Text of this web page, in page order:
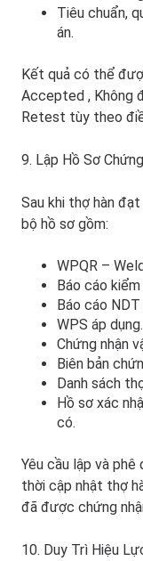
Tiêu chuẩn,
án.
Kết quả có thể
Accepted , Không
Retest tùy theo
9. Lập Hồ Sơ
Sau khi thợ hàn
bộ hồ sơ gồm:
WPQR –
Báo cáo
Báo cáo
WPS áp dụng.
Chứng nhận
Biên bản
Danh sách
Hồ sơ xác
có.
Yêu cầu lập và
thời cập nhật thợ
đã được chứng
10. Duy Trì Hiệu